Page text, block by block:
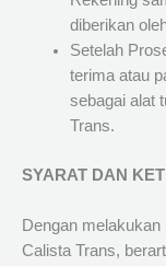
diberikan
Setelah
terima atau
sebagai alat
Trans.
SYARAT DAN
Dengan
Calista Trans,